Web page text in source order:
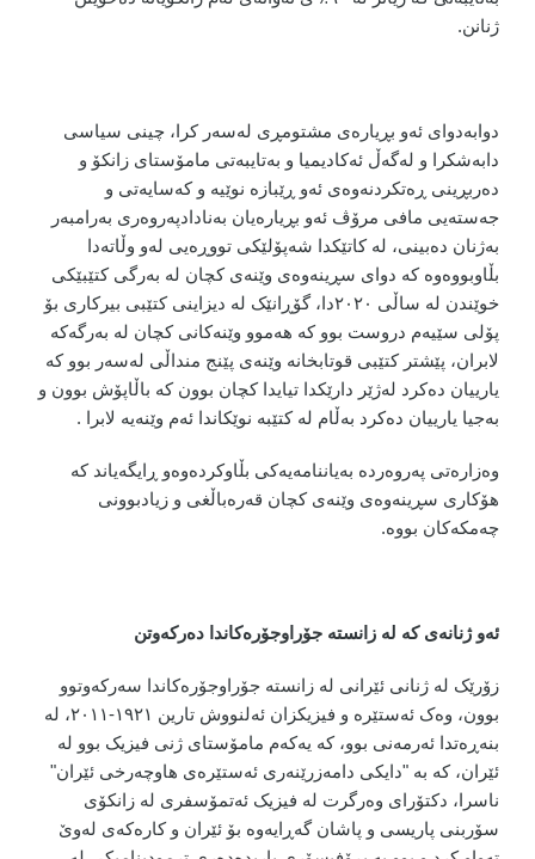
ژنانن.
دوابەدوای ئەو بڕیارەی مشتومڕی لەسەر کرا، چینی سیاسی
دابەشکرا و لەگەڵ ئەکادیمیا و بەتایبەتی مامۆستای زانکۆ و
دەربڕینی ڕەتکردنەوەی ئەو ڕێبازە نوێیە و کەسایەتی و
جەستەیی مافی مرۆڤ ئەو بڕیارەیان بەنادادپەروەری بەرامبەر
بەژنان دەبینی، لە کاتێکدا شەپۆلێکی تووڕەیی لەو وڵاتەدا
بڵاوبووەوە کە دوای سڕینەوەی وێنەی کچان لە بەرگی کتێبێکی
خوێندن لە ساڵی ٢٠٢٠دا، گۆڕانێک لە دیزاینی کتێبی بیرکاری بۆ
پۆلی سێیەم دروست بوو کە هەموو وێنەکانی کچان لە بەرگەکە
لابران، پێشتر کتێبی قوتابخانە وێنەی پێنج منداڵی لەسەر بوو کە
یارییان دەکرد لەژێر دارێکدا تیایدا کچان بوون کە باڵاپۆش بوون و
بەجیا یارییان دەکرد بەڵام لە کتێبە نوێکاندا ئەم وێنەیە لابرا .
وەزارەتی پەروەردە بەیاننامەیەکی بڵاوکردەوەو ڕایگەیاند کە
هۆکاری سڕینەوەی وێنەی کچان قەرەباڵغی و زیادبوونی
چەمکەکان بووە.
ئەو ژنانەی کە لە زانستە جۆراوجۆرەکاندا دەرکەوتن
زۆرێک لە ژنانی ئێرانی لە زانستە جۆراوجۆرەکاندا سەرکەوتوو
بوون، وەک ئەستێرە و فیزیکزان ئەلنووش تارین ١٩٢١-٢٠١١، لە
بنەڕەتدا ئەرمەنی بوو، کە یەکەم مامۆستای ژنی فیزیک بوو لە
ئێران، کە بە "دایکی دامەزرێنەری ئەستێرەی هاوچەرخی ئێران"
ناسرا، دکتۆرای وەرگرت لە فیزیک ئەتمۆسفری لە زانکۆی
سۆربنی پاریسی و پاشان گەڕایەوە بۆ ئێران و کارەکەی لەوێ